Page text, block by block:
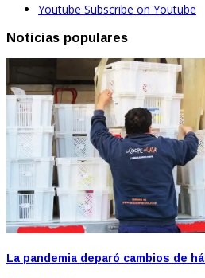
Youtube Subscribe on Youtube
Noticias populares
La pandemia deparó cambios de